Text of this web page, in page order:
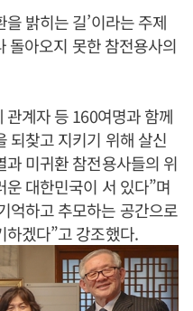
밝히는 길’이라는 주제
돌아오지 못한 참전용사의
계자 등 160여명과 함께
되찾고 지키기 위해 살신
미귀환 참전용사들의 위
대한민국이 서 있다”며
억하고 추모하는 공간으로
겠다”고 강조했다.